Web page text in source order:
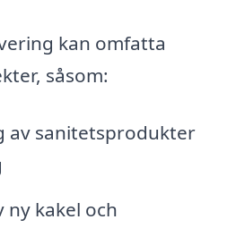
kan omfatta
såsom:
av sanitetsprodukter
kakel och